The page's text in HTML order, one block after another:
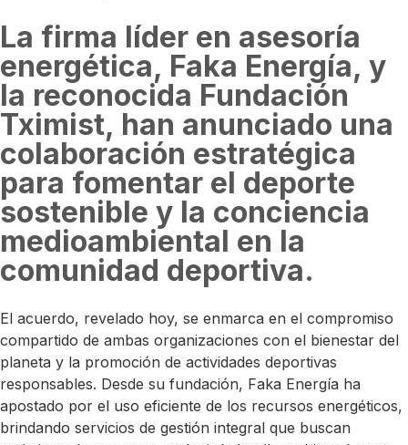
La firma líder en asesoría
energética, Faka Energía, y
la reconocida Fundación
Tximist, han anunciado una
colaboración estratégica
para fomentar el deporte
sostenible y la conciencia
medioambiental en la
comunidad deportiva.
El acuerdo, revelado hoy, se enmarca en el compromiso
compartido de ambas organizaciones con el bienestar del
planeta y la promoción de actividades deportivas
responsables. Desde su fundación, Faka Energía ha
apostado por el uso eficiente de los recursos energéticos,
brindando servicios de gestión integral que buscan